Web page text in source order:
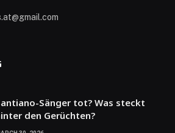
Sänger tot? Was steckt
den Gerüchten?